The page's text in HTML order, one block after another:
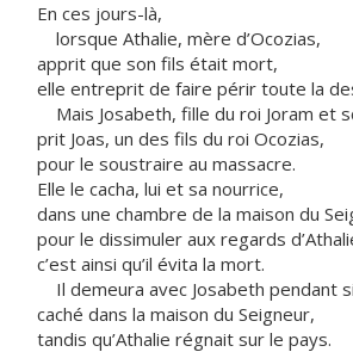
En ces jours-là,
lorsque Athalie, mère d’Ocozias,
apprit que son fils était mort,
elle entreprit de faire périr toute la
Mais Josabeth, fille du roi Joram et
prit Joas, un des fils du roi Ocozias,
pour le soustraire au massacre.
Elle le cacha, lui et sa nourrice,
dans une chambre de la maison du
pour le dissimuler aux regards
c’est ainsi qu’il évita la mort.
Il demeura avec Josabeth pendant
caché dans la maison du Seigneur,
tandis qu’Athalie régnait sur le pays.